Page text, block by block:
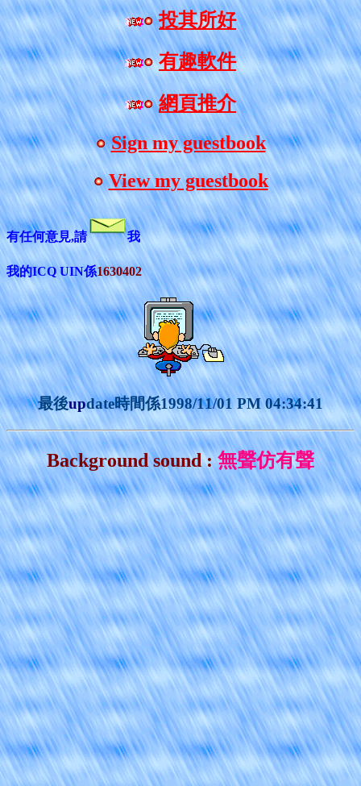
投其所好
有趣軟件
網頁推介
Sign my guestbook
View my guestbook
有任何意見,請 我
我的ICQ UIN係1630402
最後update時間係1998/11/01 PM 04:34:41
Background sound : 無聲仿有聲